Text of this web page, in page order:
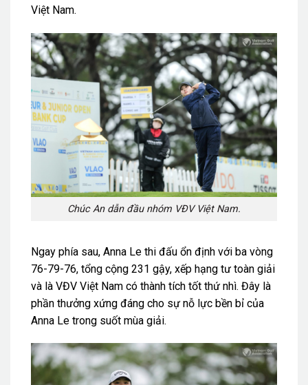
Việt Nam.
Chúc An dẫn đầu nhóm VĐV Việt Nam.
Ngay phía sau, Anna Le thi đấu ổn định với ba vòng
76-79-76, tổng cộng 231 gậy, xếp hạng tư toàn giải
và là VĐV Việt Nam có thành tích tốt thứ nhì. Đây là
phần thưởng xứng đáng cho sự nỗ lực bền bỉ của
Anna Le trong suốt mùa giải.